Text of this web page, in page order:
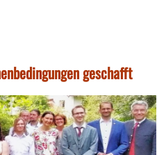
geschafft